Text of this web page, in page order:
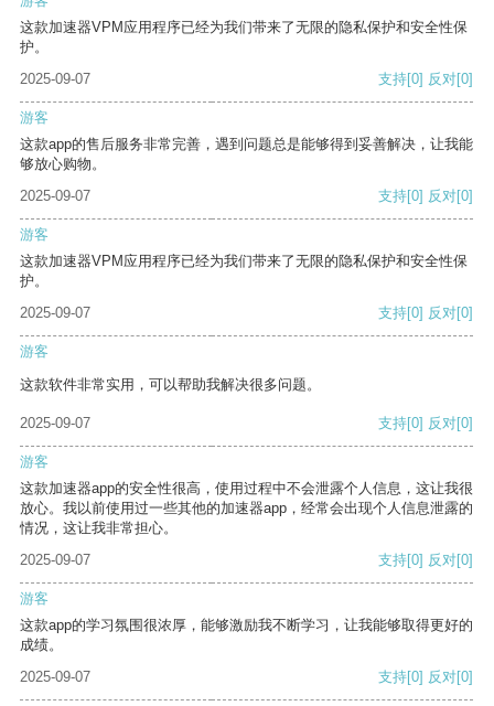
这款加速器VPM应用程序已经为我们带来了无限的隐私保护和安全性保
护。
2025-09-07
支持[0] 反对[0]
游客
这款app的售后服务非常完善，遇到问题总是能够得到妥善解决，让我能
够放心购物。
2025-09-07
支持[0] 反对[0]
游客
这款加速器VPM应用程序已经为我们带来了无限的隐私保护和安全性保
护。
2025-09-07
支持[0] 反对[0]
游客
这款软件非常实用，可以帮助我解决很多问题。
2025-09-07 支持[0] 反对[0]
游客
这款加速器app的安全性很高，使用过程中不会泄露个人信息，这让我很
放心。我以前使用过一些其他的加速器app，经常会出现个人信息泄露的
情况，这让我非常担心。
2025-09-07
支持[0] 反对[0]
游客
这款app的学习氛围很浓厚，能够激励我不断学习，让我能够取得更好的
成绩。
2025-09-07
支持[0] 反对[0]